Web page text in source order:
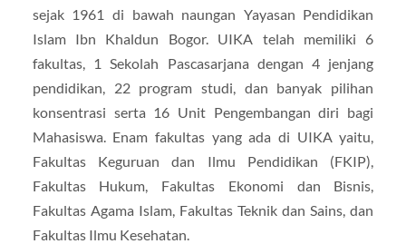
sejak 1961 di bawah naungan Yayasan Pendidikan
Islam Ibn Khaldun Bogor. UIKA telah memiliki 6
fakultas, 1 Sekolah Pascasarjana dengan 4 jenjang
pendidikan, 22 program studi, dan banyak pilihan
konsentrasi serta 16 Unit Pengembangan diri bagi
Mahasiswa. Enam fakultas yang ada di UIKA yaitu,
Fakultas Keguruan dan Ilmu Pendidikan (FKIP),
Fakultas Hukum, Fakultas Ekonomi dan Bisnis,
Fakultas Agama Islam, Fakultas Teknik dan Sains, dan
Fakultas Ilmu Kesehatan.